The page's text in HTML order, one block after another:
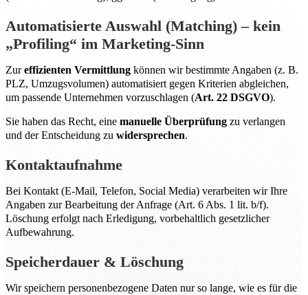
Automatisierte Auswahl (Matching) – kein
„Profiling“ im Marketing-Sinn
Zureffizienten Vermittlung können wir bestimmte Angaben (z. B.
PLZ, Umzugsvolumen) automatisiert gegen Kriterien abgleichen,
um passende Unternehmen vorzuschlagen (Art. 22 DSGVO).
Sie haben das Recht, eine manuelle Überprüfung zu verlangen
und der Entscheidung zu widersprechen.
Kontaktaufnahme
Bei Kontakt (E-Mail, Telefon, Social Media) verarbeiten wir Ihre
Angaben zur Bearbeitung der Anfrage (Art. 6 Abs. 1 lit. b/f).
Löschung erfolgt nach Erledigung, vorbehaltlich gesetzlicher
Aufbewahrung.
Speicherdauer & Löschung
Wir speichern personenbezogene Daten nur so lange, wie es für die